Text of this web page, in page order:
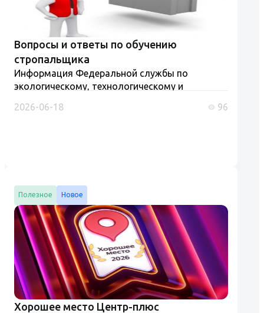
Вопросы и ответы по обучению
стропальщика
Информация Федеральной службы по
экологическому, технологическому и
люльки, стропальщик (обучение и проверка
2026-06-18 96
Полезное Новое
Хорошее место Центр-плюс